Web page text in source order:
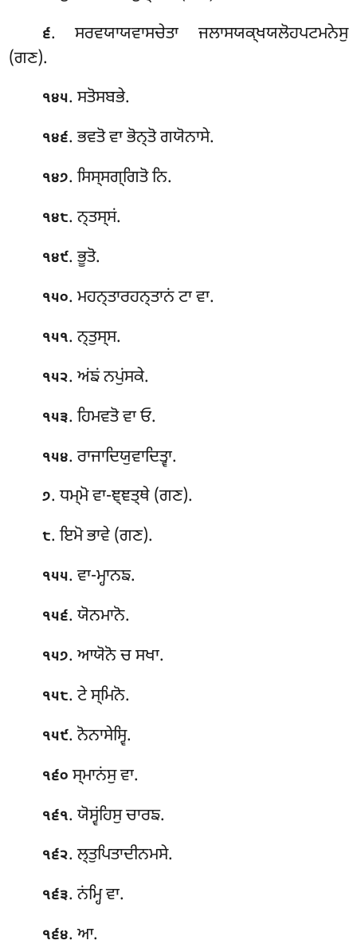
੬. ਸਰਵਯਾਯਵਾਸਚੇਤਾ ਜਲਾਸਯਕ੍ਖਯਲੋਹਪਟਮਨੇਸੁ
(ਗਣ).
੧੪੫. ਸਤੋਸਬਭੇ.
੧੪੬. ਭਵਤੋ ਵਾ ਭੋਨ੍ਤੋ ਗਯੋਨਾਸੇ.
੧੪੭. ਸਿਸ੍ਸਗ੍ਗਿਤੋ ਨਿ.
੧੪੮. ਨ੍ਤਸ੍ਸਂ.
੧੪੯. ਭੂਤੋ.
੧੫੦. ਮਹਨ੍ਤਾਰਹਨ੍ਤਾਨਂ ਟਾ ਵਾ.
੧੫੧. ਨ੍ਤੁਸ੍ਸ.
੧੫੨. ਅਂਙਂ ਨਪੁਂਸਕੇ.
੧੫੩. ਹਿਮਵਤੋ ਵਾ ਓ.
੧੫੪. ਰਾਜਾਦਿਯੁਵਾਦਿਤ੍ਵਾ.
੭. ਧਮ੍ਮੋ ਵਾ-ਞ੍ਞਤ੍ਥੇ (ਗਣ).
੮. ਇਮੋਭਾਵੇ (ਗਣ).
੧੫੫. ਵਾ-ਮ੍ਹਾਨਙ.
੧੫੬. ਯੋਨਮਾਨੋ.
੧੫੭. ਆਯੋਨੋ ਚ ਸਖਾ.
੧੫੮. ਟੇ ਸ੍ਮਿਨੋ.
੧੫੯. ਨੋਨਾਸੇਸ੍ਵਿ.
੧੬੦ ਸ੍ਮਾਨਂਸੁ ਵਾ.
੧੬੧. ਯੋਸ੍ਵਂਹਿਸੁ ਚਾਰਙ.
੧੬੨. ਲ੍ਤੁਪਿਤਾਦੀਨਮਸੇ.
੧੬੩. ਨਂਮ੍ਹਿ ਵਾ.
੧੬੪. ਆ.